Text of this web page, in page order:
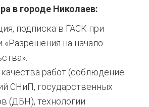
в городе Николаев:
подписка в ГАСК при
«Разрешения на начало
работ (соблюдение
СНиП, государственных
(ДБН), технологии